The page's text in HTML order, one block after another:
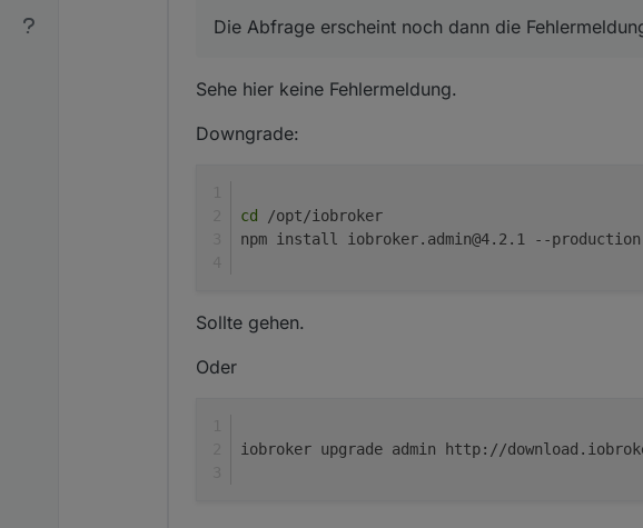
Die Abfrage erscheint noch dann die
Sehe hier keine Fehlermeldung.
Downgrade:
cd
/opt/iobroker
npm install iobroker.admin@4.2.1 --production
Sollte gehen.
Oder
iobroker upgrade admin http://